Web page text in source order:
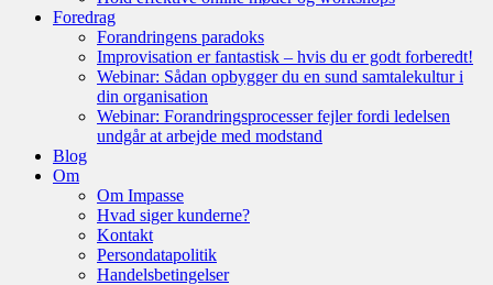
Foredrag
Forandringens paradoks
Improvisation er fantastisk – hvis du er godt forberedt!
Webinar: Sådan opbygger du en sund samtalekultur i
din organisation
Webinar: Forandringsprocesser fejler fordi ledelsen
undgår at arbejde med modstand
Blog
Om
Om Impasse
Hvad siger kunderne?
Kontakt
Persondatapolitik
Handelsbetingelser